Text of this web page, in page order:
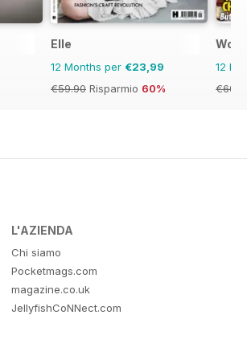
Elle
12 Months per €23,99
€59.90 Risparmio 60%
12
L'AZIENDA
Chi siamo
Pocketmags.com
magazine.co.uk
JellyfishCoNNect.com